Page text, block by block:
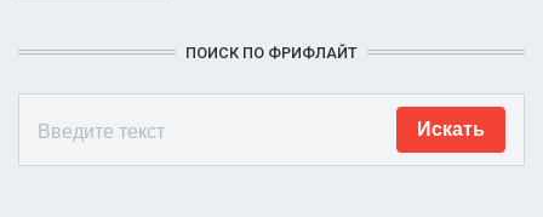
ПОИСК ПО ФРИФЛАЙТ